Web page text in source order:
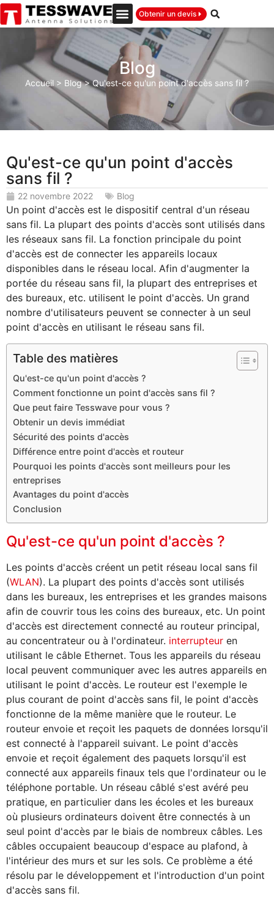
Obtenir un devis
Blog
Accueil > Blog>Qu'est-ce qu'un point d'accès sans fil ?
Qu'est-ce qu'un point d'accès
sans fil ?
22 novembre 2022 Blog
Un point d'accès est le dispositif central d'un réseau
sans fil. La plupart des points d'accès sont utilisés dans
les réseaux sans fil. La fonction principale du point
d'accès est de connecter les appareils locaux
disponibles dans le réseau local. Afin d'augmenter la
portée du réseau sans fil, la plupart des entreprises et
des bureaux, etc. utilisent le point d'accès. Un grand
nombre d'utilisateurs peuvent se connecter à un seul
point d'accès en utilisant le réseau sans fil.
Table des matières
Qu'est-ce qu'un point d'accès ?
Comment fonctionne un point d'accès sans fil ?
Que peut faire Tesswave pour vous ?
Obtenir un devis immédiat
Sécurité des points d'accès
Différence entre point d'accès et routeur
Pourquoi les points d'accès sont meilleurs pour les
entreprises
Avantages du point d'accès
Conclusion
Qu'est-ce qu'un point d'accès ?
Les points d'accès créent un petit réseau local sans fil
(WLAN). La plupart des points d'accès sont utilisés
dans les bureaux, les entreprises et les grandes maisons
afin de couvrir tous les coins des bureaux, etc. Un point
d'accès est directement connecté au routeur principal,
au concentrateur ou à l'ordinateur. interrupteur en
utilisant le câble Ethernet. Tous les appareils du réseau
local peuvent communiquer avec les autres appareils en
utilisant le point d'accès. Le routeur est l'exemple le
plus courant de point d'accès sans fil, le point d'accès
fonctionne de la même manière que le routeur. Le
routeur envoie et reçoit les paquets de données lorsqu'il
est connecté à l'appareil suivant. Le point d'accès
envoie et reçoit également des paquets lorsqu'il est
connecté aux appareils finaux tels que l'ordinateur ou le
téléphone portable. Un réseau câblé s'est avéré peu
pratique, en particulier dans les écoles et les bureaux
où plusieurs ordinateurs doivent être connectés à un
seul point d'accès par le biais de nombreux câbles. Les
câbles occupaient beaucoup d'espace au plafond, à
l'intérieur des murs et sur les sols. Ce problème a été
résolu par le développement et l'introduction d'un point
d'accès sans fil.